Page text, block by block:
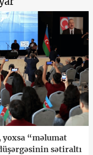
“məlumat
sətiraltı